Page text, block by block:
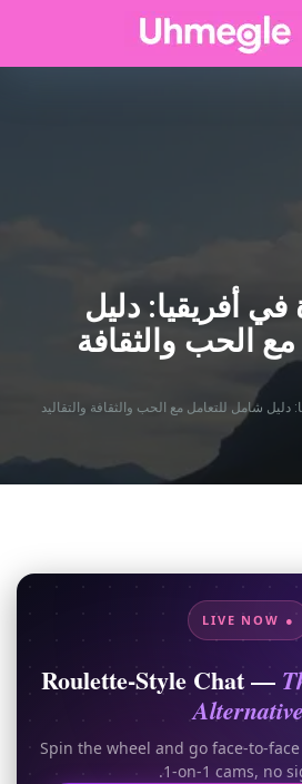
في أفريقيا: دليل
الحب والثقافة
دليل شامل للتعامل مع الحب والثقافة والتقاليد
● LIVE NOW
Roulette-Style Chat —
Alternative
Spin the wheel and go face-to-
1-on-1 cams, no